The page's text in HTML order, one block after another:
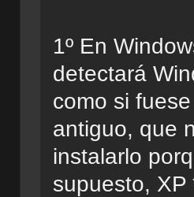
1º En
detectará
como si
antiguo, que
instalarlo
supuesto, XP